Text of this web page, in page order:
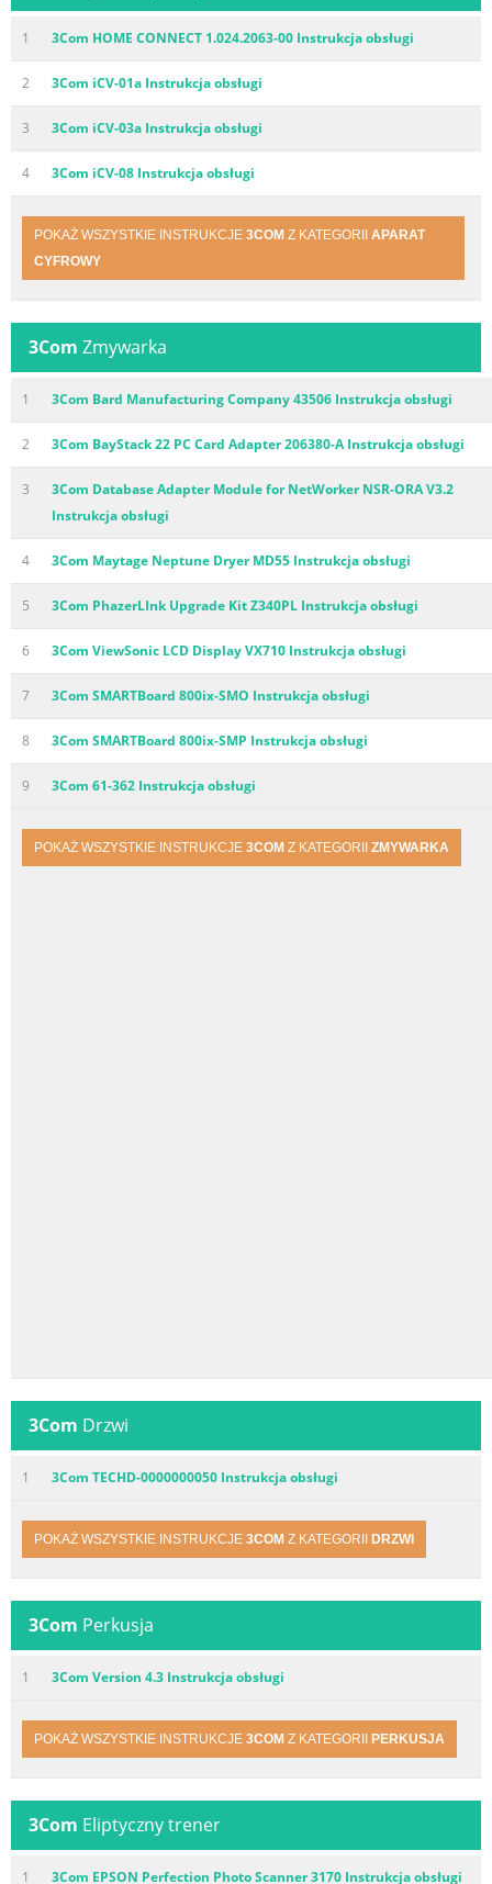
1 3Com HOME CONNECT 1.024.2063-00 Instrukcja obsługi
2 3Com iCV-01a Instrukcja obsługi
3 3Com iCV-03a Instrukcja obsługi
4 3Com iCV-08 Instrukcja obsługi
POKAŻ WSZYSTKIE INSTRUKCJE 3COM Z KATEGORII APARAT
CYFROWY
3Com Zmywarka
1 3Com Bard Manufacturing Company 43506 Instrukcja obsługi
2 3Com BayStack 22 PC Card Adapter 206380-A Instrukcja obsługi
3
3Com Database Adapter Module for NetWorker NSR-ORA V3.2
Instrukcja obsługi
4 3Com Maytage Neptune Dryer MD55 Instrukcja obsługi
5 3Com PhazerLInk Upgrade Kit Z340PL Instrukcja obsługi
6 3Com ViewSonic LCD Display VX710 Instrukcja obsługi
7 3Com SMARTBoard 800ix-SMO Instrukcja obsługi
8 3Com SMARTBoard 800ix-SMP Instrukcja obsługi
9 3Com 61-362 Instrukcja obsługi
POKAŻ WSZYSTKIE INSTRUKCJE 3COM Z KATEGORII ZMYWARKA
3Com Drzwi
1 3Com TECHD-0000000050 Instrukcja obsługi
POKAŻ WSZYSTKIE INSTRUKCJE 3COM Z KATEGORII DRZWI
3Com Perkusja
1 3Com Version 4.3 Instrukcja obsługi
POKAŻ WSZYSTKIE INSTRUKCJE 3COM Z KATEGORII PERKUSJA
3Com Eliptyczny trener
1 3Com EPSON Perfection Photo Scanner 3170 Instrukcja obsługi